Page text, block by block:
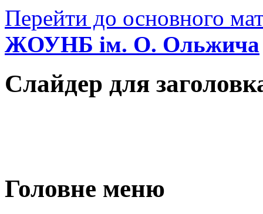
Перейти до основного
ЖОУНБ ім. О. Ольжича
Слайдер для
Головне меню